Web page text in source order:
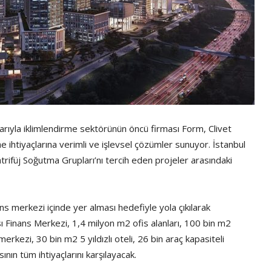
iklimlendirme sektörünün öncü firması Form, Clivet
ihtiyaçlarına verimli ve işlevsel çözümler sunuyor. İstanbul
Soğutma Grupları’nı tercih eden projeler arasındaki
merkezi içinde yer alması hedefiyle yola çıkılarak
Finans Merkezi, 1,4 milyon m2 ofis alanları, 100 bin m2
30 bin m2 5 yıldızlı oteli, 26 bin araç kapasiteli
tüm ihtiyaçlarını karşılayacak.